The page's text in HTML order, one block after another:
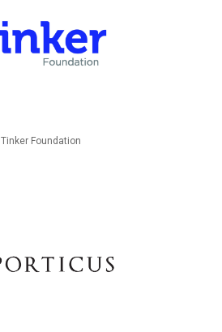
Tinker Foundation